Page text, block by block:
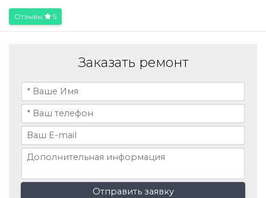
Отзывы 5
Заказать ремонт
Отправить заявку